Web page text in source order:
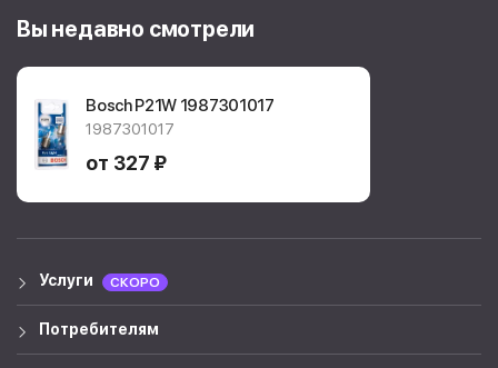
Вы недавно смотрели
Bosch P21W 1987301017
1987301017
от 327 ₽
Услуги СКОРО
Потребителям